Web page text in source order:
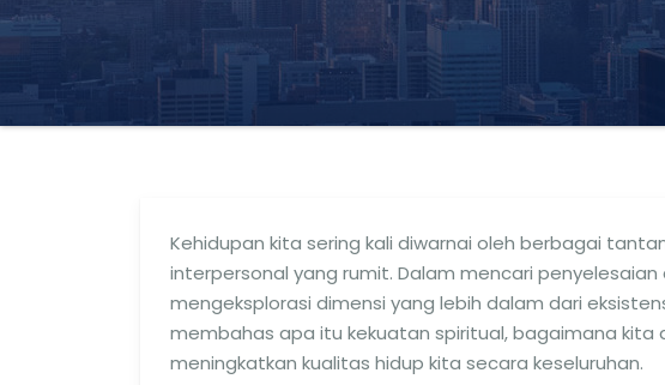
Kehidupan kita sering kali diwarnai oleh berbagai
interpersonal yang rumit. Dalam mencari
mengeksplorasi dimensi yang lebih dalam dari
membahas apa itu kekuatan spiritual, bagaimana
meningkatkan kualitas hidup kita secara keseluruhan.